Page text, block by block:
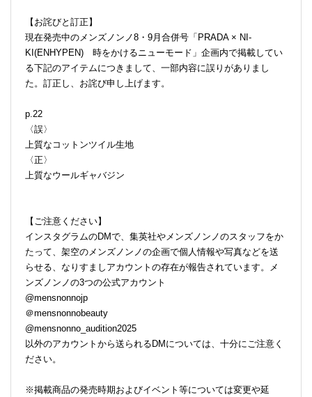
【お詫びと訂正】
現在発売中のメンズノンノ8・9月合併号「PRADA × NI-
KI(ENHYPEN) 時をかけるニューモード」企画内で掲載してい
る下記のアイテムにつきまして、一部内容に誤りがありまし
た。訂正し、お詫び申し上げます。
p.22
〈誤〉
上質なコットンツイル生地
〈正〉
上質なウールギャバジン
【ご注意ください】
インスタグラムのDMで、集英社やメンズノンノのスタッフをか
たって、架空のメンズノンノの企画で個人情報や写真などを送
らせる、なりすましアカウントの存在が報告されています。メ
ンズノンノの3つの公式アカウント
@mensnonnojp
＠mensnonnobeauty
@mensnonno_audition2025
以外のアカウントから送られるDMについては、十分にご注意く
ださい。
※掲載商品の発売時期およびイベント等については変更や延